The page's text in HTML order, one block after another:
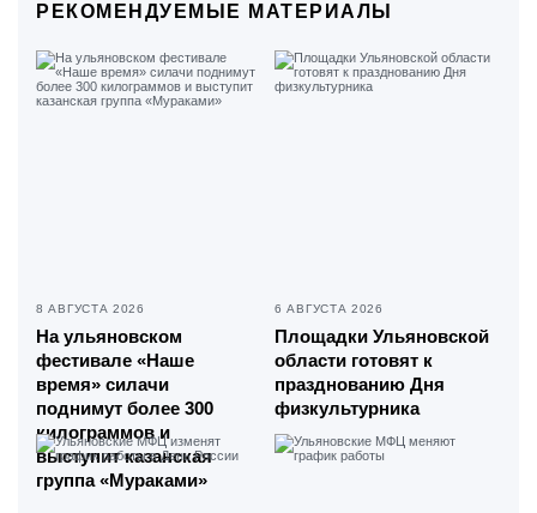
РЕКОМЕНДУЕМЫЕ МАТЕРИАЛЫ
8 АВГУСТА 2026
На ульяновском
фестивале «Наше
время» силачи
поднимут более 300
килограммов и
выступит казанская
группа «Мураками»
6 АВГУСТА 2026
Площадки Ульяновской
области готовят к
празднованию Дня
физкультурника